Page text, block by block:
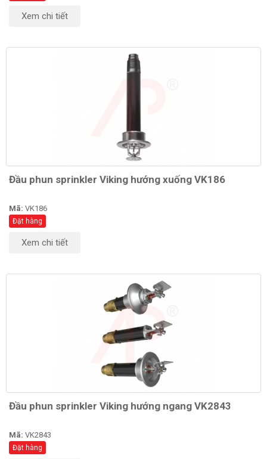
Xem chi tiết
Đầu phun sprinkler Viking hướng xuống VK186
Mã: VK186
Đặt hàng
Xem chi tiết
Đầu phun sprinkler Viking hướng ngang VK2843
Mã: VK2843
Đặt hàng